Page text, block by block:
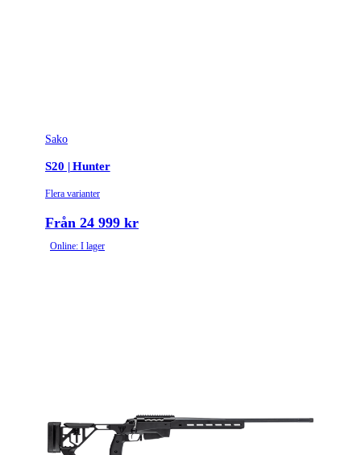
Sako
S20 | Hunter
Flera varianter
Från 24 999 kr
Online: I lager